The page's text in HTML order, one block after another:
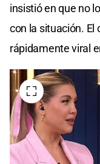
insistió en que no
con la situación. El
rápidamente viral